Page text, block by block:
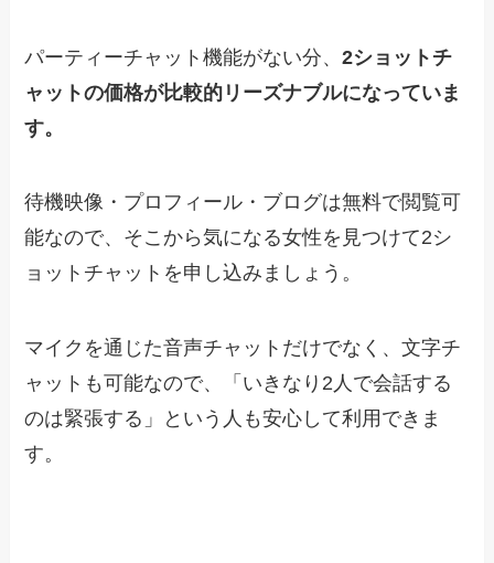
パーティーチャット機能がない分、2ショットチ
ャットの価格が比較的リーズナブルになっていま
す。
待機映像・プロフィール・ブログは無料で閲覧可
能なので、そこから気になる女性を見つけて2シ
ョットチャットを申し込みましょう。
マイクを通じた音声チャットだけでなく、文字チ
ャットも可能なので、「いきなり2人で会話する
のは緊張する」という人も安心して利用できま
す。